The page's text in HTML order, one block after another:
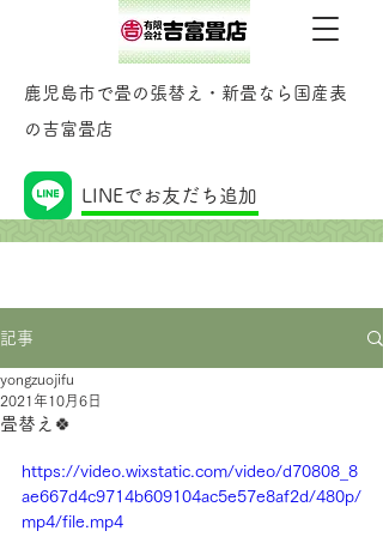
鹿児島市で畳の張替え・新畳なら国産表
の吉富畳店
LINEでお友だち追加
記事
記事
畳替え🍀
yongzuojifu
2021年10月6日
https://video.wixstatic.com/video/d70808_8
ae667d4c9714b609104ac5e57e8af2d/480p/
mp4/file.mp4